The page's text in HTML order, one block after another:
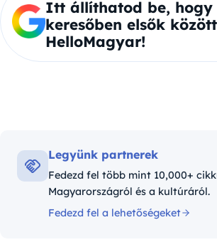
Itt állíthatod be, hogy
keresőben elsők
HelloMagyar!
Legyünk partnerek
Fedezd fel több mint 10,000+
Magyarországról és a kultúráról.
Fedezd fel a lehetőségeket